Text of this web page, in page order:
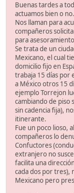
Buenas tardes a
actuamos bien o no.
Nos llaman para
compañeros
para
Se trata de un
Mexicano, el cual
domicilio fijo en
trabaja 15 días por
a México otros 15
ejemplo Torrejon
cambiando de piso
sin cadencia fija),
itinerante.
Fue un poco lioso,
compañeros lo
Confuctores
extranjero no
facilita una
cada dos por tres),
Mexicano pero